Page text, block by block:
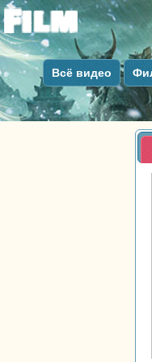
Всё видео